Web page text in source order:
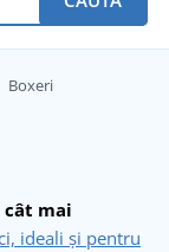
Boxeri
mai
ideali și pentru